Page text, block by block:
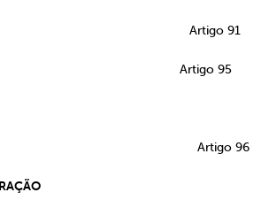
Artigo 91
Artigo 95
Artigo 96